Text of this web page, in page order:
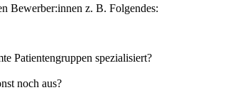
Bewerber:innen z. B. Folgendes:
Patientengruppen spezialisiert?
noch aus?